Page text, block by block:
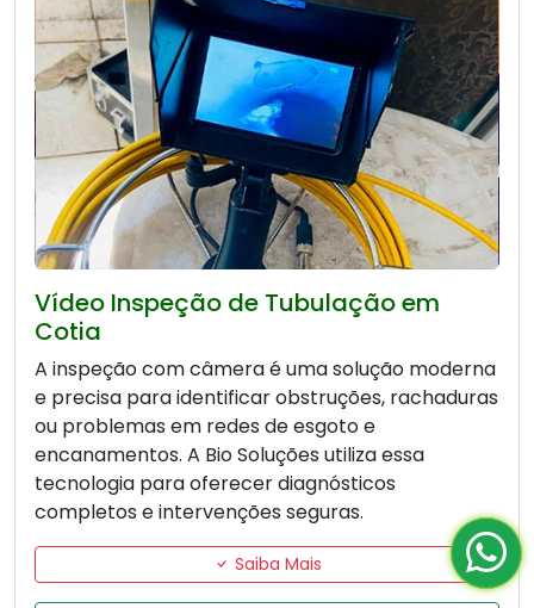
Vídeo Inspeção de Tubulação em
Cotia
A inspeção com câmera é uma solução moderna
e precisa para identificar obstruções, rachaduras
ou problemas em redes de esgoto e
encanamentos. A Bio Soluções utiliza essa
tecnologia para oferecer diagnósticos
completos e intervenções seguras.
Saiba Mais